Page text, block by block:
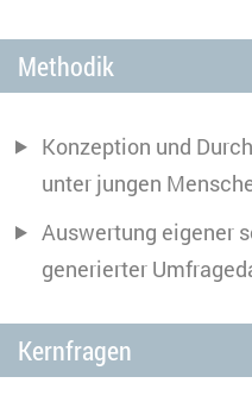
Methodik
Konzeption und
unter jungen
Auswertung eigener
generierter
Kernfragen